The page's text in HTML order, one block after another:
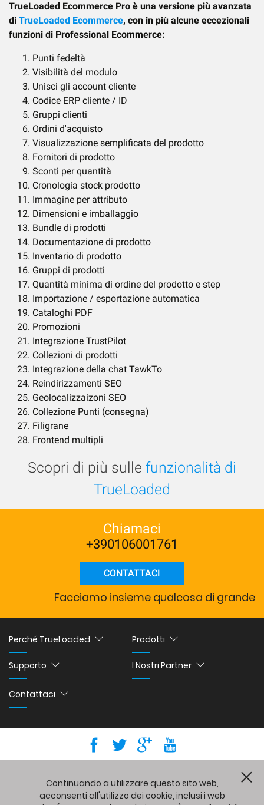
TrueLoaded Ecommerce Pro è una versione più avanzata
di TrueLoaded Ecommerce, con in più alcune eccezionali
funzioni di Professional Ecommerce:
Punti fedeltà
Visibilità del modulo
Unisci gli account cliente
Codice ERP cliente / ID
Gruppi clienti
Ordini d'acquisto
Visualizzazione semplificata del prodotto
Fornitori di prodotto
Sconti per quantità
Cronologia stock prodotto
Immagine per attributo
Dimensioni e imballaggio
Bundle di prodotti
Documentazione di prodotto
Inventario di prodotto
Gruppi di prodotti
Quantità minima di ordine del prodotto e step
Importazione / esportazione automatica
Cataloghi PDF
Promozioni
Integrazione TrustPilot
Collezioni di prodotti
Integrazione della chat TawkTo
Reindirizzamenti SEO
Geolocalizzaizoni SEO
Collezione Punti (consegna)
Filigrane
Frontend multipli
Scopri di più sulle funzionalità di
TrueLoaded
Chiamaci
+390106001761
CONTATTACI
Facciamo insieme qualcosa di grande
Perché TrueLoaded
Supporto
Prodotti
I Nostri Partner
Contattaci
Copyright © 2026 Holbi Group Ltd.
eCommerce development
by . Powered by Powerful Commerce
Continuando a utilizzare questo sito web,
acconsenti all'utilizzo dei cookie, inclusi i web